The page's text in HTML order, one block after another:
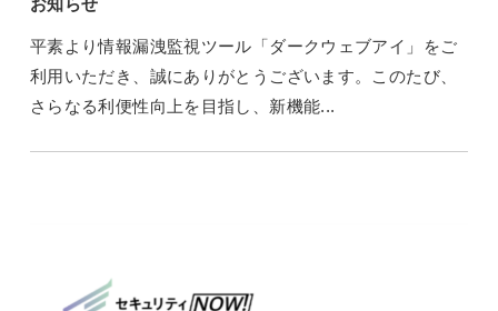
平素より情報漏洩監視ツール「ダークウェブアイ」をご
利用いただき、誠にありがとうございます。このたび、
さらなる利便性向上を目指し、新機能...